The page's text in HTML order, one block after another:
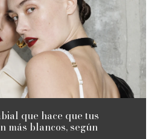
que hace que tus
más blancos, según